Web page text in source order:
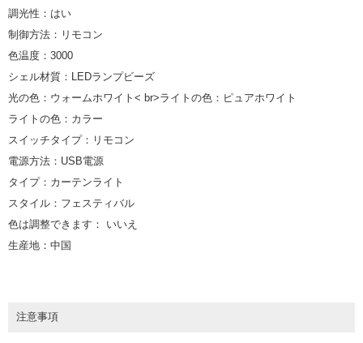
調光性：はい
制御方法：リモコン
色温度：3000
シェル材質：LEDランプビーズ
光の色：ウォームホワイト< br>ライトの色：ピュアホワイト
ライトの色：カラー
スイッチタイプ：リモコン
電源方法：USB電源
タイプ：カーテンライト
スタイル：フェスティバル
色は調整できます： いいえ
生産地：中国
注意事項